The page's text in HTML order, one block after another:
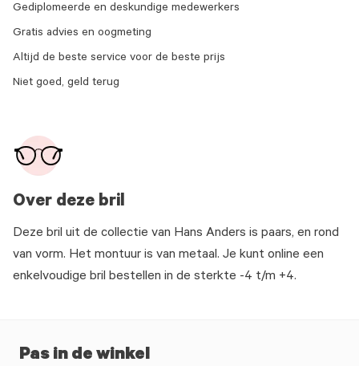
Over deze bril
Deze bril uit de collectie van Hans Anders is paars, en rond
van vorm. Het montuur is van metaal. Je kunt online een
enkelvoudige bril bestellen in de sterkte -4 t/m +4.
Gediplomeerde en deskundige medewerkers
Gratis advies en oogmeting
Altijd de beste service voor de beste prijs
Niet goed, geld terug
Pas in de winkel